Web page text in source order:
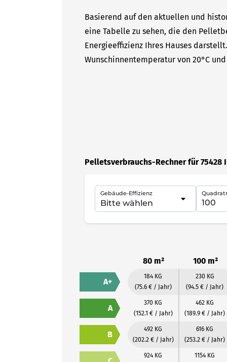
Basierend auf den aktuellen und
eine Tabelle zu sehen, die den
Energieeffizienz Ihres Hauses
Wunschinnentemperatur von 20°C
Pelletsverbrauchs-Rechner für 75428
Gebäude-Effizienz
80 m² 100 m²
A+
184 KG
(75.6 € / Jahr)
230 KG
(94.5 € / Jahr)
A
370 KG
(152.1 € / Jahr)
462 KG
(189.9 € / Jahr)
B
492 KG
(202.2 € / Jahr)
616 KG
(253.2 € / Jahr)
924 KG 1154 KG